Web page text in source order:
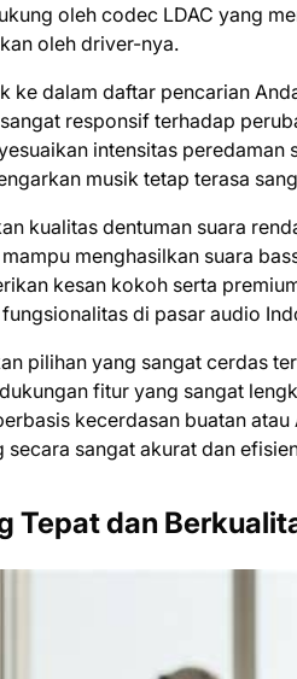
oleh codec LDAC yang
oleh driver-nya.
ke dalam daftar pencarian
responsif terhadap
intensitas
musik tetap terasa
kualitas dentuman suara
menghasilkan suara
kesan kokoh serta
di pasar audio
pilihan yang sangat cerdas
fitur yang sangat
kecerdasan buatan
sangat akurat dan
Tepat dan